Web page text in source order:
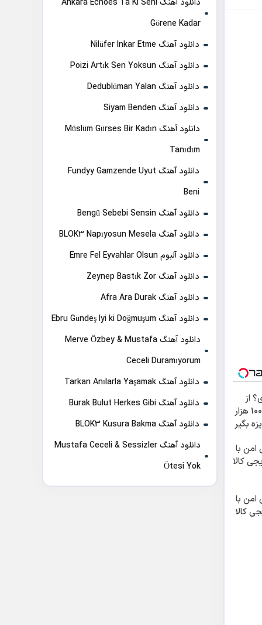
از
آبان‌تتر بخر | 100 هزار
بگیر
امن با
کالا
امن با
کالا
دانلود آهنگ Ankara Echoes Ta Ki Seni
Görene Kadar
دانلود آهنگ Nilüfer Inkar Etme
دانلود آهنگ Poizi Artık Sen Yoksun
دانلود آهنگ Dedublüman Yalan
دانلود آهنگ Siyam Benden
دانلود آهنگ Müslüm Gürses Bir Kadın
Tanıdım
دانلود آهنگ Fundyy Gamzende Uyut
Beni
دانلود آهنگ Bengü Sebebi Sensin
دانلود آهنگ BLOK3 Napıyosun Mesela
دانلود آلبوم Emre Fel Eyvahlar Olsun
دانلود آهنگ Zeynep Bastık Zor
دانلود آهنگ Afra Ara Durak
دانلود آهنگ Ebru Gündeş Iyi ki Doğmuşum
دانلود آهنگ Merve Özbey & Mustafa
Ceceli Duramıyorum
دانلود آهنگ Tarkan Anılarla Yaşamak
دانلود آهنگ Burak Bulut Herkes Gibi
دانلود آهنگ BLOK3 Kusura Bakma
دانلود آهنگ Mustafa Ceceli & Sessizler
Ötesi Yok